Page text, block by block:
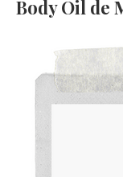
Body Oil de